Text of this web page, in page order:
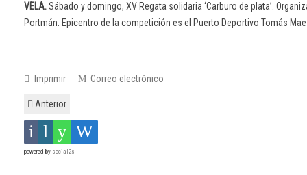
VELA.Sábado y domingo, XV Regata solidaria ‘Carburo de plata’.
Portmán. Epicentro de la competición es el Puerto Deportivo Tomás
Imprimir Correo electrónico
Anterior
powered by social2s